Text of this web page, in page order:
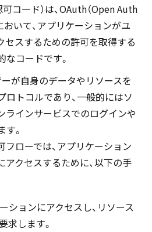
コード）は、OAuth（Open Auth
いて、アプリケーションがユ
セスするための許可を取得する
コードです。
が自身のデータやリソースを
トコルであり、一般的にはソ
ラインサービスでのログインや
。
ローでは、アプリケーション
クセスするために、以下の手
ションにアクセスし、リソース
求します。